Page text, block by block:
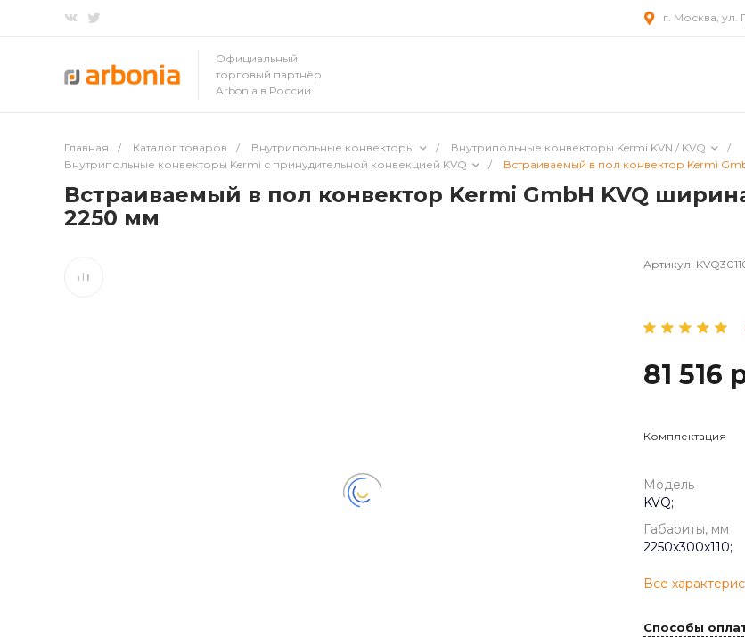
г. Москва, ул.
Официальный
торговый партнёр
Arbonia в России
Главная / Каталог товаров / Внутрипольные конвекторы / Внутрипольные конвекторы Kermi KVN / KVQ
/
Внутрипольные конвекторы Kermi с принудительной конвекцией KVQ
/ Встраиваемый в пол конвектор Kermi
Встраиваемый в пол конвектор Kermi GmbH KVQ
2250 мм
Артикул:
81 516
Комплектация
Модель
KVQ;
Габариты, мм
2250x300x110;
Все
Способы